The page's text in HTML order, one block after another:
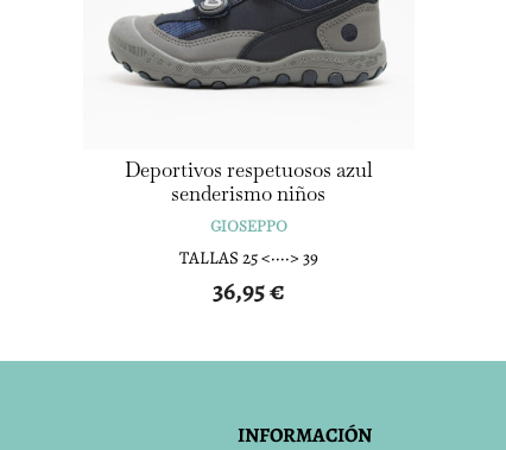
Deportivos respetuosos azul
senderismo niños
GIOSEPPO
TALLAS 25 <····> 39
36,95€
INFORMACIÓN